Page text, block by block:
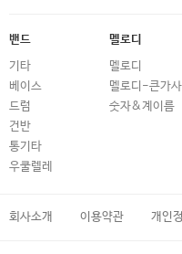
밴드
기타
베이스
드럼
건반
통기타
우쿨렐레
멜로디
멜로디
멜로디-큰가사
숫자&계이름
회사소개 이용약관 개인